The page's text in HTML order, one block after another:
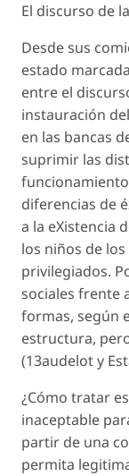
El discurso de
Desde sus
estado
entre el
instauración
en las bancas
suprimir las
diferencias de
a la eXistencia
los niños de
privilegiados.
sociales frente
formas, según
estructura,
(13audelot y
¿Cómo tratar
inaceptable
partir de una
permita